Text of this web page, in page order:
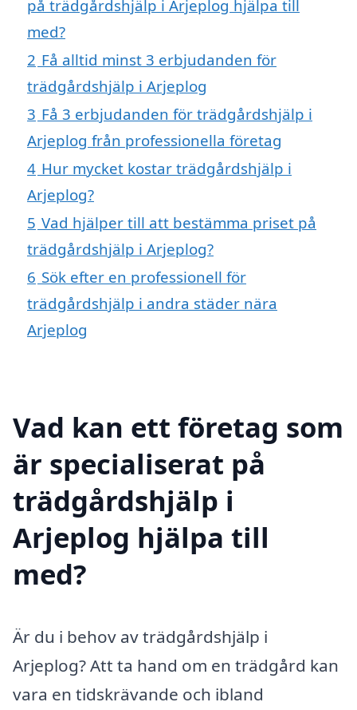
på trädgårdshjälp i Arjeplog hjälpa till
med?
2 Få alltid minst 3 erbjudanden för
trädgårdshjälp i Arjeplog
3 Få 3 erbjudanden för trädgårdshjälp i
Arjeplog från professionella företag
4 Hur mycket kostar trädgårdshjälp i
Arjeplog?
5 Vad hjälper till att bestämma priset på
trädgårdshjälp i Arjeplog?
6 Sök efter en professionell för
trädgårdshjälp i andra städer nära
Arjeplog
Vad kan ett företag som
är specialiserat på
trädgårdshjälp i
Arjeplog hjälpa till
med?
Är du i behov av trädgårdshjälp i
Arjeplog? Att ta hand om en trädgård kan
vara en tidskrävande och ibland